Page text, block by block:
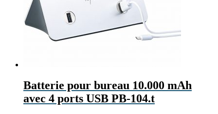
Batterie pour bureau 10.000 mAh
avec 4 ports USB PB-104.t